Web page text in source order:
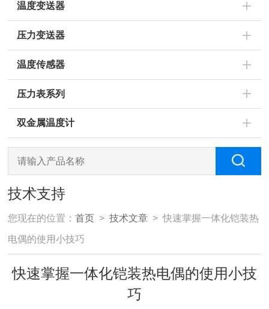
温度变送器
压力变送器
温度传感器
压力表系列
双金属温度计
技术支持
您现在的位置：首页 >技术文章 > 快速掌握一体化铠装热
电偶的使用小技巧
快速掌握一体化铠装热电偶的使用小技
巧